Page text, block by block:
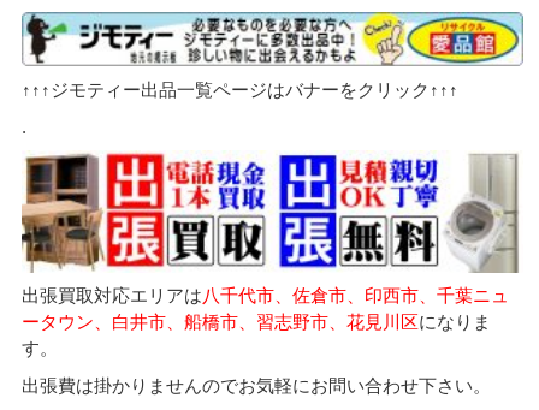
↑↑↑ジモティー出品一覧ページはバナーをクリック↑↑↑
.
出張買取対応エリアは八千代市、佐倉市、印西市、千葉ニュ
ータウン、白井市、船橋市、習志野市、花見川区になりま
す。
出張費は掛かりませんのでお気軽にお問い合わせ下さい。